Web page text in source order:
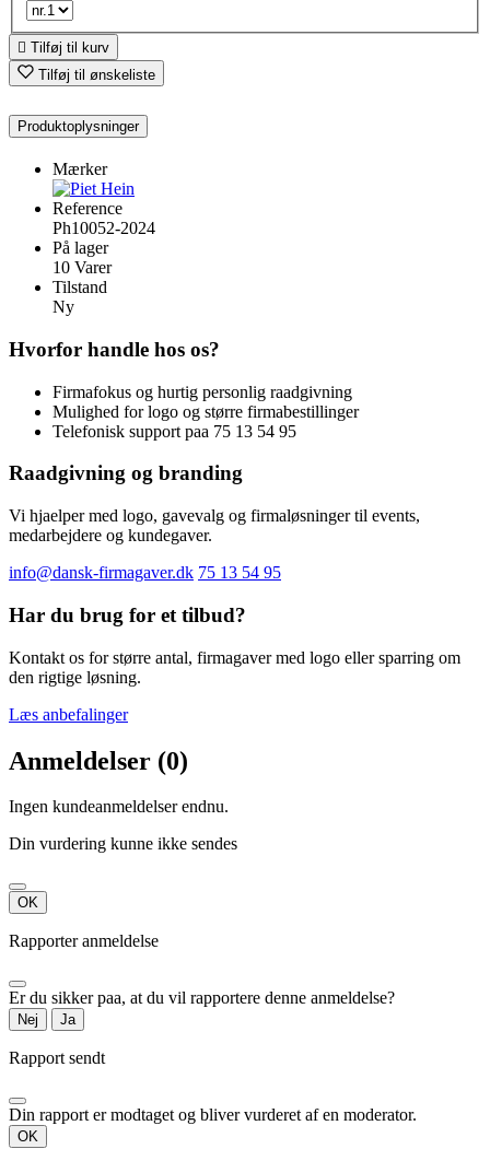
 Tilføj til kurv
Tilføj til ønskeliste
Produktoplysninger
Mærker
Reference
Ph10052-2024
På lager
10 Varer
Tilstand
Ny
Hvorfor handle hos os?
Firmafokus og hurtig personlig raadgivning
Mulighed for logo og større firmabestillinger
Telefonisk support paa 75 13 54 95
Raadgivning og branding
Vi hjaelper med logo, gavevalg og firmaløsninger til events,
medarbejdere og kundegaver.
info@dansk-firmagaver.dk 75 13 54 95
Har du brug for et tilbud?
Kontakt os for større antal, firmagaver med logo eller sparring om
den rigtige løsning.
Læs anbefalinger
Anmeldelser (0)
Ingen kundeanmeldelser endnu.
Din vurdering kunne ikke sendes
OK
Rapporter anmeldelse
Er du sikker paa, at du vil rapportere denne anmeldelse?
Nej Ja
Rapport sendt
Din rapport er modtaget og bliver vurderet af en moderator.
OK